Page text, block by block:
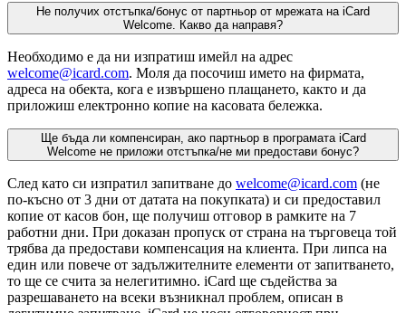
Не получих отстъпка/бонус от партньор от мрежата на iCard
Welcome. Какво да направя?
Необходимо е да ни изпратиш имейл на адрес
welcome@icard.com. Моля да посочиш името на фирмата,
адреса на обекта, кога е извършено плащането, както и да
приложиш електронно копие на касовата бележка.
Ще бъда ли компенсиран, ако партньор в програмата iCard
Welcome не приложи отстъпка/не ми предостави бонус?
След като си изпратил запитване до welcome@icard.com (не
по-късно от 3 дни от датата на покупката) и си предоставил
копие от касов бон, ще получиш отговор в рамките на 7
работни дни. При доказан пропуск от страна на търговеца той
трябва да предостави компенсация на клиента. При липса на
един или повече от задължителните елементи от запитването,
то ще се счита за нелегитимно. iCard ще съдейства за
разрешаването на всеки възникнал проблем, описан в